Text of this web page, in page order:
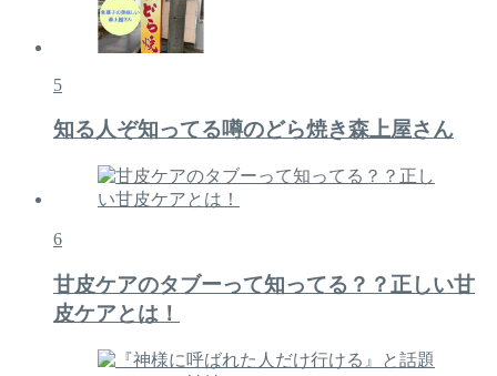
5
知る人ぞ知ってる噂のどら焼き森上屋さん
6
甘皮ケアのタブーって知ってる？？正しい甘
皮ケアとは！